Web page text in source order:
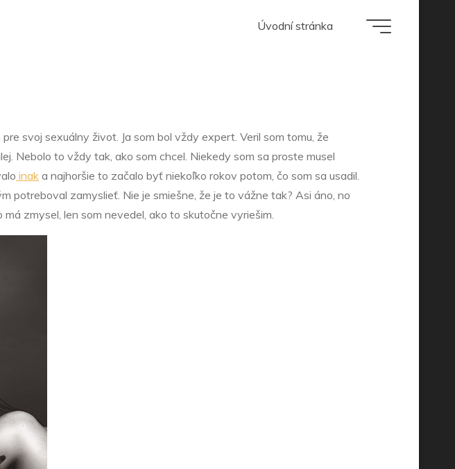
Úvodní stránka
svoj sexuálny život. Ja som bol vždy expert. Veril som tomu, že
Nebolo to vždy tak, ako som chcel. Niekedy som sa proste musel
inak a najhoršie to začalo byť niekoľko rokov potom, čo som sa usadil.
potreboval zamyslieť. Nie je smiešne, že je to vážne tak? Asi áno, no
zmysel, len som nevedel, ako to skutočne vyriešim.